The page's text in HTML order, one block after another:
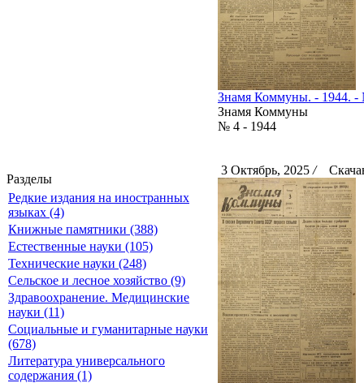
Разделы
Редкие издания на иностранных
языках (4)
Книжные памятники (388)
Естественные науки (105)
Технические науки (248)
Сельское и лесное хозяйство (9)
Здравоохранение. Медицинские
науки (11)
Социальные и гуманитарные науки
(678)
Литература универсального
содержания (1)
Знамя Коммуны. - 1944. -
Знамя Коммуны
№ 4 - 1944
3 Октябрь, 2025 /